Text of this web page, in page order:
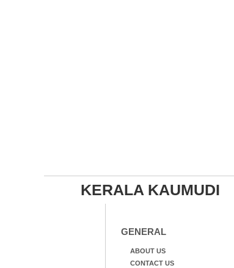
KERALA KAUMUDI
GENERAL
ABOUT US
CONTACT US